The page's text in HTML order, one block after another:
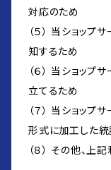
対応のため
（５） 当ショッ
知するため
（６） 当ショッ
立てるため
（７） 当ショップ
形式に加工した
（８） その他、